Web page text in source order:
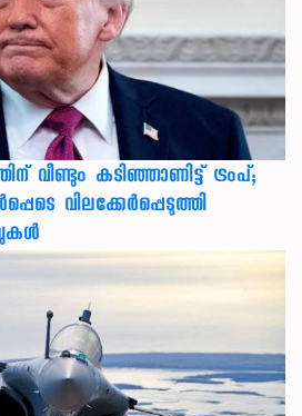
വീണ്ടും കടിഞ്ഞാണിട്ട് ട്രംപ്;
വിലക്കേര്‍പ്പെടുത്തി